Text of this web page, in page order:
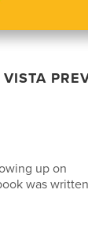
VISTA
up on
was written